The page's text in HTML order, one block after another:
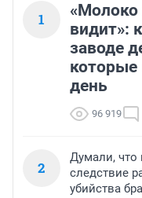
1
«Молоко
видит»:
заводе
день
96 919
2
Думали, что
следствие
убийства